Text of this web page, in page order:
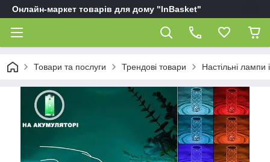
Онлайн-маркет товарів для дому "InBasket"
Товари та послуги Трендові товари Настільні лампи